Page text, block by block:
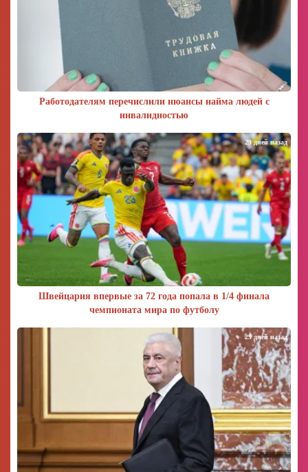
Работодателям перечислили нюансы найма людей с
инвалидностью
Швейцария впервые за 72 года попала в 1/4 финала
чемпионата мира по футболу
29 дней назад
29 дней назад